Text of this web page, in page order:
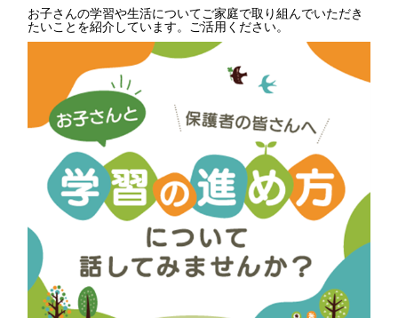
お子さんの学習や生活についてご家庭で取り組んでいただき
たいことを紹介しています。ご活用ください。